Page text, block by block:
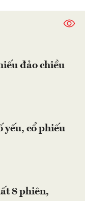
đảo chiều
yếu, cổ phiếu
8 phiên,